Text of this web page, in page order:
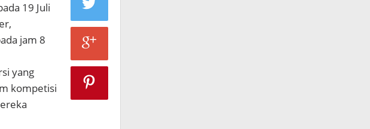
19 Juli
jam 8
yang
kompetisi